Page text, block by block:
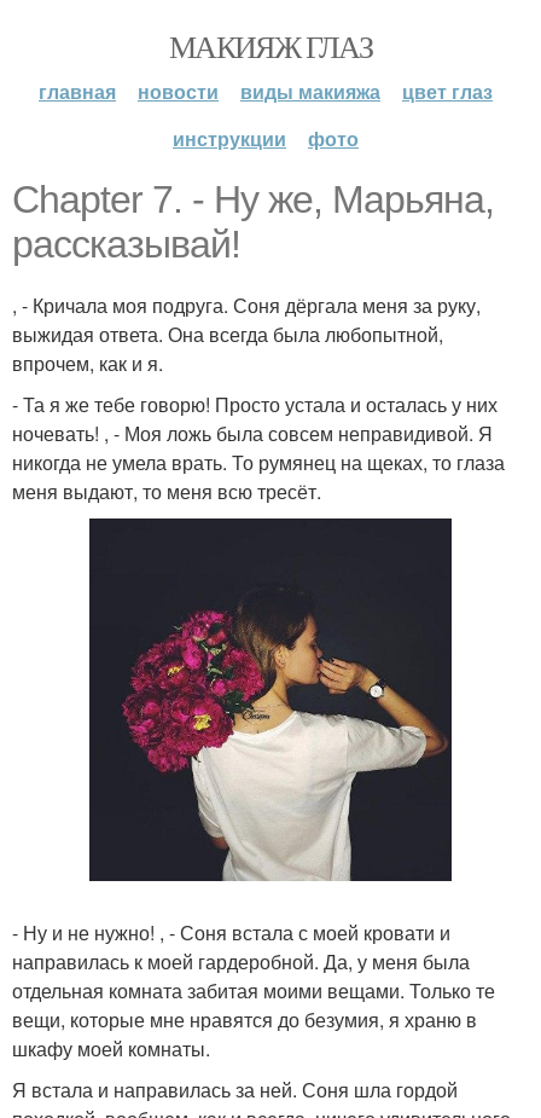
МАКИЯЖ ГЛАЗ
главная новости виды макияжа
цвет глаз
инструкции
фото
Chapter 7. - Ну же, Марьяна,
рассказывай!
, - Кричала моя подруга. Соня дёргала меня за руку,
выжидая ответа. Она всегда была любопытной,
впрочем, как и я.
- Та я же тебе говорю! Просто устала и осталась у них
ночевать! , - Моя ложь была совсем неправидивой. Я
никогда не умела врать. То румянец на щеках, то глаза
меня выдают, то меня всю тресёт.
- Ну и не нужно! , - Соня встала с моей кровати и
направилась к моей гардеробной. Да, у меня была
отдельная комната забитая моими вещами. Только те
вещи, которые мне нравятся до безумия, я храню в
шкафу моей комнаты.
Я встала и направилась за ней. Соня шла гордой